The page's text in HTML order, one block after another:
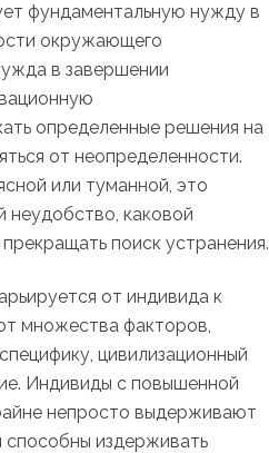
фундаментальную нужду в
окружающего
в завершении
определенные решения на
от неопределенности.
или туманной, это
неудобство, каковой
поиск устранения.
от индивида к
множества факторов,
цивилизационный
Индивиды с повышенной
непросто выдерживают
издерживать